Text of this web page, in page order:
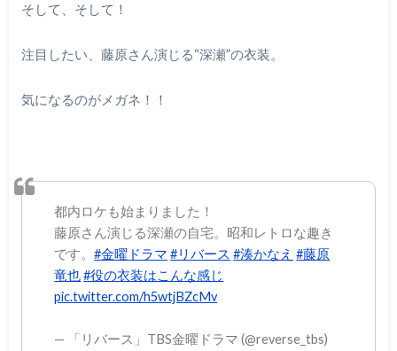
そして、そして！
注目したい、藤原さん演じる“深瀬”の衣装。
気になるのがメガネ！！
都内ロケも始まりました！
藤原さん演じる深瀬の自宅。昭和レトロな趣き
です。#金曜ドラマ #リバース #湊かなえ #藤原
竜也#役の衣装はこんな感じ
pic.twitter.com/h5wtjBZcMv
— 「リバース」TBS金曜ドラマ (@reverse_tbs)